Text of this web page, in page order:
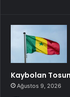
Kaybolan
Ağustos 9, 2026